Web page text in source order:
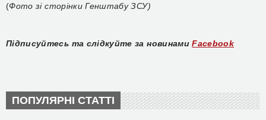
(Фото зі сторінки Генштабу ЗСУ)
Підписуйтесь та слідкуйте за новинами Facebook
ПОПУЛЯРНІ СТАТТІ